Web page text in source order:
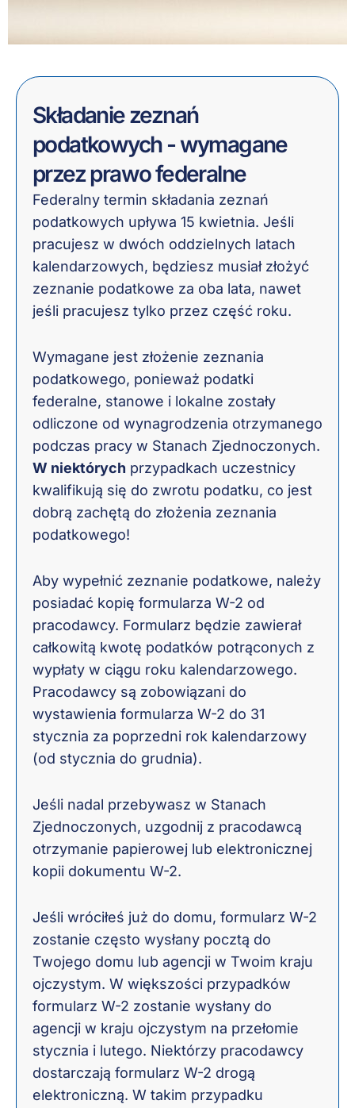
Składanie zeznań
podatkowych - wymagane
przez prawo federalne
Federalny termin składania zeznań
podatkowych upływa 15 kwietnia. Jeśli
pracujesz w dwóch oddzielnych latach
kalendarzowych, będziesz musiał złożyć
zeznanie podatkowe za oba lata, nawet
jeśli pracujesz tylko przez część roku.
Wymagane jest złożenie zeznania
podatkowego, ponieważ podatki
federalne, stanowe i lokalne zostały
odliczone od wynagrodzenia otrzymanego
podczas pracy w Stanach Zjednoczonych.
W niektórych przypadkach uczestnicy
kwalifikują się do zwrotu podatku, co jest
dobrą zachętą do złożenia zeznania
podatkowego!
Aby wypełnić zeznanie podatkowe, należy
posiadać kopię formularza W-2 od
pracodawcy. Formularz będzie zawierał
całkowitą kwotę podatków potrąconych z
wypłaty w ciągu roku kalendarzowego.
Pracodawcy są zobowiązani do
wystawienia formularza W-2 do 31
stycznia za poprzedni rok kalendarzowy
(od stycznia do grudnia).
Jeśli nadal przebywasz w Stanach
Zjednoczonych, uzgodnij z pracodawcą
otrzymanie papierowej lub elektronicznej
kopii dokumentu W-2.
Jeśli wróciłeś już do domu, formularz W-2
zostanie często wysłany pocztą do
Twojego domu lub agencji w Twoim kraju
ojczystym. W większości przypadków
formularz W-2 zostanie wysłany do
agencji w kraju ojczystym na przełomie
stycznia i lutego. Niektórzy pracodawcy
dostarczają formularz W-2 drogą
elektroniczną. W takim przypadku